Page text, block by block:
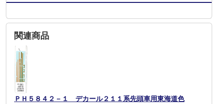
関連商品
ＰＨ５８４２－１ デカール２１１系先頭車用東海道色